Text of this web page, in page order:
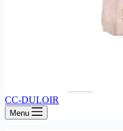
CC-DULOIR
Menu